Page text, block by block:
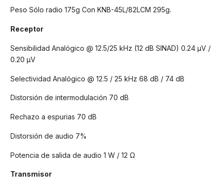
Peso Sólo radio 175g Con KNB-45L/82LCM 295g.
Receptor
Sensibilidad Analógico @ 12.5/25 kHz (12 dB SINAD) 0.24 μV /
0.20 μV
Selectividad Analógico @ 12.5 / 25 kHz 68 dB / 74 dB
Distorsión de intermodulación 70 dB
Rechazo a espurias 70 dB
Distorsión de audio 7%
Potencia de salida de audio 1 W / 12 Ω
Transmisor